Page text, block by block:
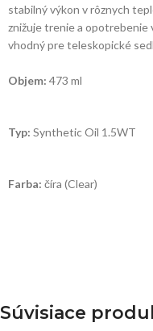
stabilný výkon v rôznych
znižuje trenie a
vhodný pre teleskopické
Objem: 473 ml
Typ: Synthetic Oil 1.5WT
Farba: číra (Clear)
Súvisiace